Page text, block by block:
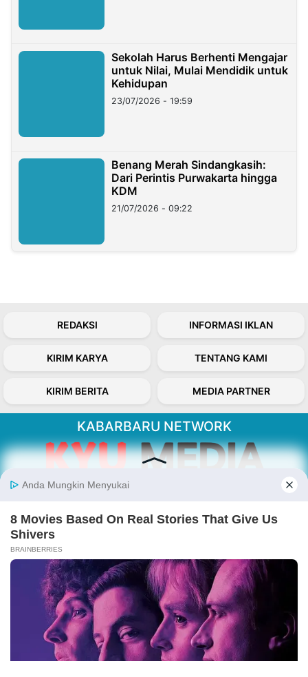
Sekolah Harus Berhenti Mengajar
untuk Nilai, Mulai Mendidik untuk
Kehidupan
23/07/2026 - 19:59
Benang Merah Sindangkasih:
Dari Perintis Purwakarta hingga
KDM
21/07/2026 - 09:22
REDAKSI INFORMASI IKLAN
KIRIM KARYA TENTANG KAMI
KIRIM BERITA MEDIA PARTNER
KABARBARU NETWORK
Follow Kabarbaru